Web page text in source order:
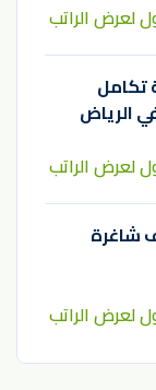
لعرض الراتب
تكامل
الرياض
لعرض الراتب
10 وظائف شاغرة
لعرض الراتب